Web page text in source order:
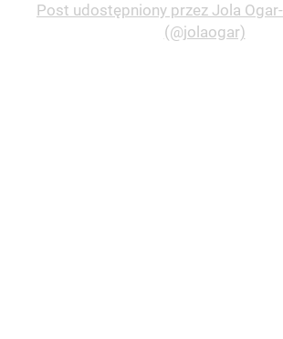
Post udostępniony przez Jola
(@jolaogar)